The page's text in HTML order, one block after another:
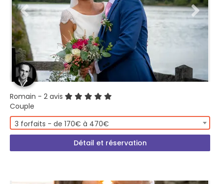
Romain - 2 avis
Couple
3 forfaits - de 170€ à 470€
Détail et réservation